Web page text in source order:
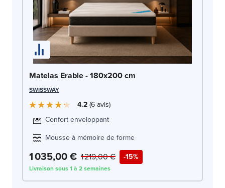
Matelas Erable - 180x200 cm
SWISSWAY
4.2 6avis
Confort enveloppant
Mousse à mémoire de forme
1 035,00 € -15%
1 219,00 €
Livraison sous 1 à 2 semaines